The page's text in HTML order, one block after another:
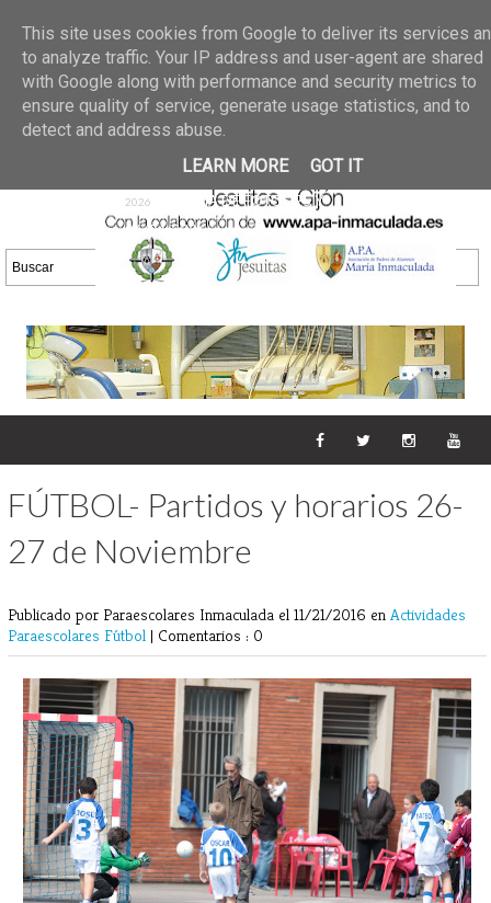
02 jun 2026
GALERIA DE FOTOS
30/05/2026
25 may 2026
GALERIA
DE FOTOS 23/05/2026
20 may
2026
GALERIA DE FOTOS
16/05/2026
DE FOTOS 09/05/2026
28 abr
2026
GALERIA DE FOTOS 25 Y
26/04/2026
FÚTBOL- Partidos y horarios 26-
27 de Noviembre
Publicado por Paraescolares Inmaculada el 11/21/2016 en Actividades
Paraescolares Fútbol | Comentarios : 0
This site uses cookies from Google to deliver its services
to analyze traffic. Your IP address and user-agent are shared
with Google along with performance and security metrics to
ensure quality of service, generate usage statistics, and to
detect and address abuse.
LEARN MORE
GOT IT